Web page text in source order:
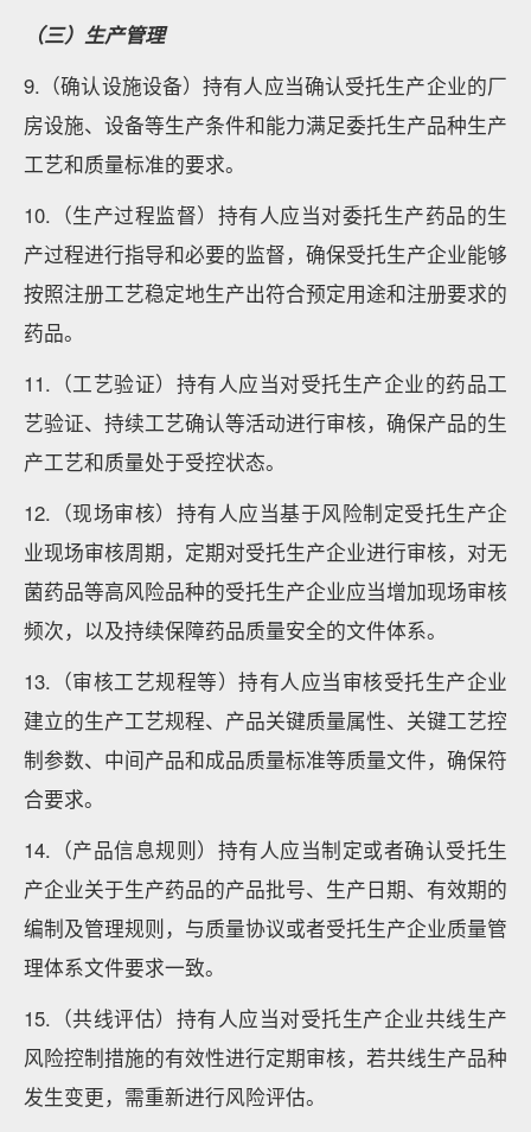
（三）生产管理
9.（确认设施设备）持有人应当确认受托生产企业的厂
房设施、设备等生产条件和能力满足委托生产品种生产
工艺和质量标准的要求。
10.（生产过程监督）持有人应当对委托生产药品的生
产过程进行指导和必要的监督，确保受托生产企业能够
按照注册工艺稳定地生产出符合预定用途和注册要求的
药品。
11.（工艺验证）持有人应当对受托生产企业的药品工
艺验证、持续工艺确认等活动进行审核，确保产品的生
产工艺和质量处于受控状态。
12.（现场审核）持有人应当基于风险制定受托生产企
业现场审核周期，定期对受托生产企业进行审核，对无
菌药品等高风险品种的受托生产企业应当增加现场审核
频次，以及持续保障药品质量安全的文件体系。
13.（审核工艺规程等）持有人应当审核受托生产企业
建立的生产工艺规程、产品关键质量属性、关键工艺控
制参数、中间产品和成品质量标准等质量文件，确保符
合要求。
14.（产品信息规则）持有人应当制定或者确认受托生
产企业关于生产药品的产品批号、生产日期、有效期的
编制及管理规则，与质量协议或者受托生产企业质量管
理体系文件要求一致。
15.（共线评估）持有人应当对受托生产企业共线生产
风险控制措施的有效性进行定期审核，若共线生产品种
发生变更，需重新进行风险评估。